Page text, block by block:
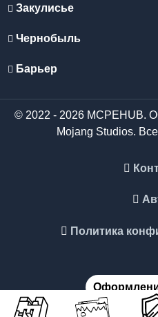
Закулисье
Чернобыль
Барьер
© 2022 - 2026 MCPEHUB.
Mojang Studios.
Политика